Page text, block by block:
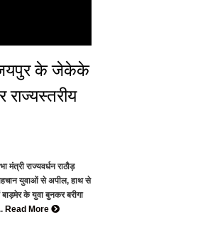
जयपुर के जेकेके
राज्यस्तरीय
राज्यवर्धन राठौड़
पहचान युवाओं से अपील, हाथ से
के युवा बुनकर बरीगा
Read More